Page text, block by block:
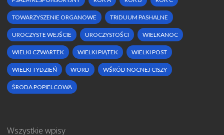
TOWARZYSZENIE ORGANOWE TRIDUUM PASHALNE
UROCZYSTE WEJŚCIE UROCZYSTOŚCI WIELKANOC
WIELKI CZWARTEK WIELKI PIĄTEK WIELKI POST
WIELKI TYDZIEŃ WORD WŚRÓD NOCNEJ CISZY
ŚRODA POPIELCOWA
Wszystkie wpisy